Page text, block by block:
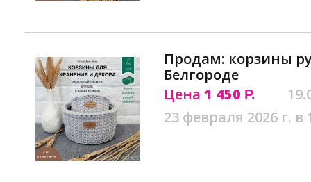
Продам: корзины
Белгороде
Цена 1 450 Р.
23 февраля 2026 г. в